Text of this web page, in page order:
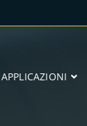
APPLICAZIONI